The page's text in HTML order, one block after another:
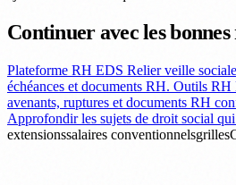
Continuer avec les bonnes
Plateforme RH EDS Relier veille
échéances et documents RH. Outils RH
avenants, ruptures et documents RH
Approfondir les sujets de droit social
extensionssalaires conventionnelsgrilles